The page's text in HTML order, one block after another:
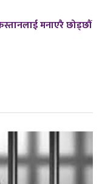
मनाएरै छोड्छौं